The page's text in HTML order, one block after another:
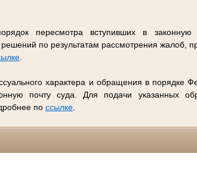
пересмотра вступивших в
по результатам рассмотрения жалоб,
.
характера и обращения в порядке
почту суда. Для подачи указанных
по ссылке.